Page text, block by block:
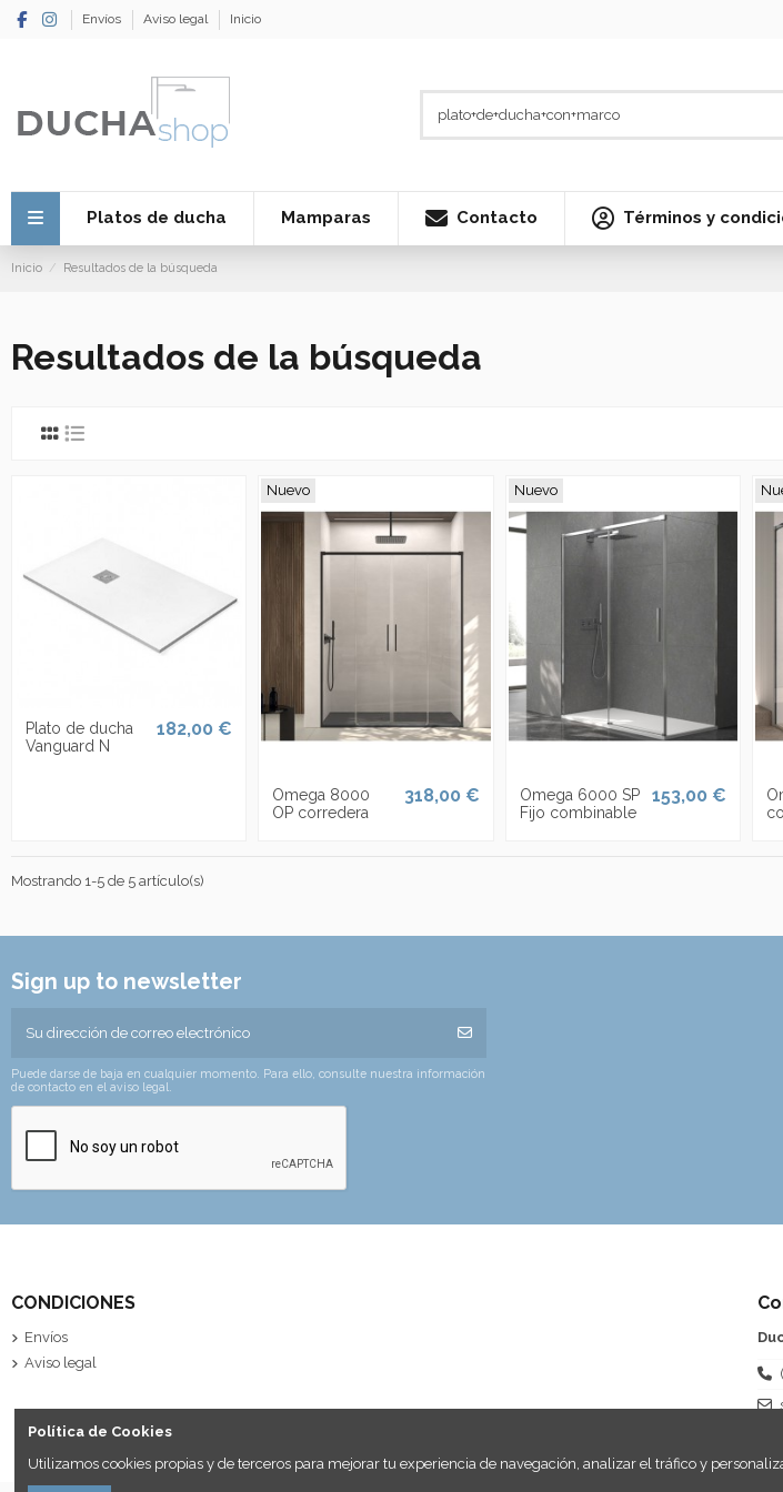
Envíos Aviso legal Inicio
Platos de ducha Mamparas Contacto Términos y
Inicio Resultados de la búsqueda
Resultados de la búsqueda
Plato de ducha
Vanguard N
182,00 €
Nuevo
Omega 8000
OP corredera
318,00 €
Nuevo
Omega 6000 SP
Fijo combinable
153,00 €
Mostrando 1-5 de 5 artículo(s)
Sign up to newsletter
Puede darse de baja en cualquier momento. Para ello, consulte nuestra información
de contacto en el aviso legal.
CONDICIONES
Envíos
Aviso legal
Política de Cookies
Utilizamos cookies propias y de terceros para mejorar tu experiencia de navegación, analizar el tráfico y